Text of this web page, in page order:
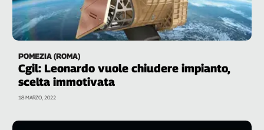
POMEZIA (ROMA)
Cgil: Leonardo vuole chiudere impianto,
scelta immotivata
18 MARZO, 2022